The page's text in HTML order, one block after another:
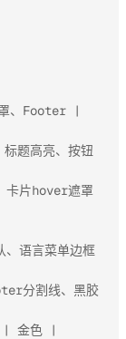
、Footer |
题高亮、按钮
片hover遮罩
语言菜单边框
分割线、黑胶
| 金色 |